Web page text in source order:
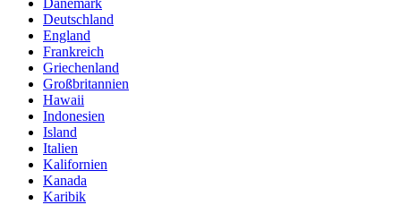
Dänemark
Deutschland
England
Frankreich
Griechenland
Großbritannien
Hawaii
Indonesien
Island
Italien
Kalifornien
Kanada
Karibik